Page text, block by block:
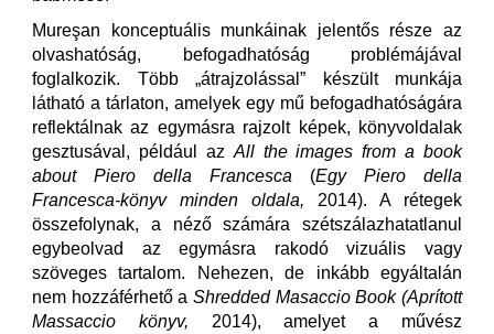
Mureşan konceptuális munkáinak jelentős része az
olvashatóság, befogadhatóság problémájával
foglalkozik. Több „átrajzolással” készült munkája
látható a tárlaton, amelyek egy mű befogadhatóságára
reflektálnak az egymásra rajzolt képek, könyvoldalak
gesztusával, például az All the images from a book
about Piero della Francesca (Egy Piero della
Francesca-könyv minden oldala, 2014). A rétegek
összefolynak, a néző számára szétszálazhatatlanul
egybeolvad az egymásra rakodó vizuális vagy
szöveges tartalom. Nehezen, de inkább egyáltalán
nem hozzáférhető a Shredded Masaccio Book (Aprított
Massaccio könyv, 2014), amelyet a művész